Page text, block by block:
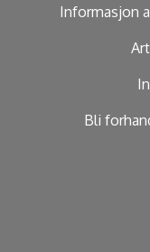
Informasjon
Bli